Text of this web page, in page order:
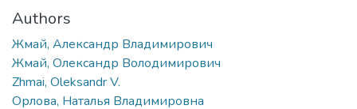
Authors
Жмай, Александр Владимирович
Жмай, Олександр Володимирович
Zhmai, Oleksandr V.
Орлова, Наталья Владимировна